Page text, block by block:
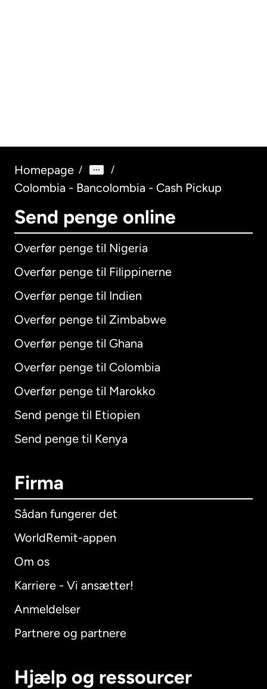
Homepage / /
Colombia - Bancolombia - Cash Pickup
Send penge online
Overfør penge til Nigeria
Overfør penge til Filippinerne
Overfør penge til Indien
Overfør penge til Zimbabwe
Overfør penge til Ghana
Overfør penge til Colombia
Overfør penge til Marokko
Send penge til Etiopien
Send penge til Kenya
Firma
Sådan fungerer det
WorldRemit-appen
Om os
Karriere - Vi ansætter!
Anmeldelser
Partnere og partnere
Hjælp og ressourcer